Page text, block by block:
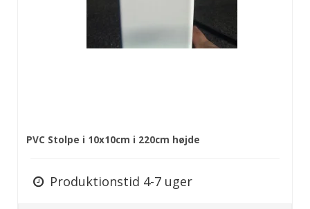
PVC Stolpe i 10x10cm i 220cm højde
Produktionstid 4-7 uger